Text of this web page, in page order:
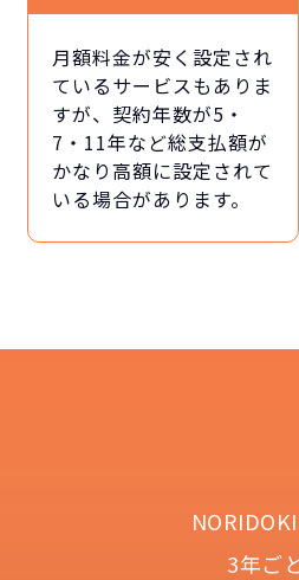
月額料金が安く設定され
ているサービスもありま
すが、契約年数が5・
7・11年など総支払額が
かなり高額に設定されて
いる場合があります。
3年ご